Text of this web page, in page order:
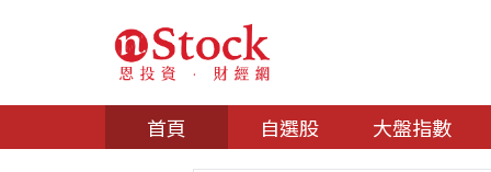
首頁 自選股 大盤指數